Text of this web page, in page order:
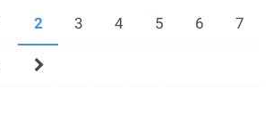
2 3 4 5 6 7